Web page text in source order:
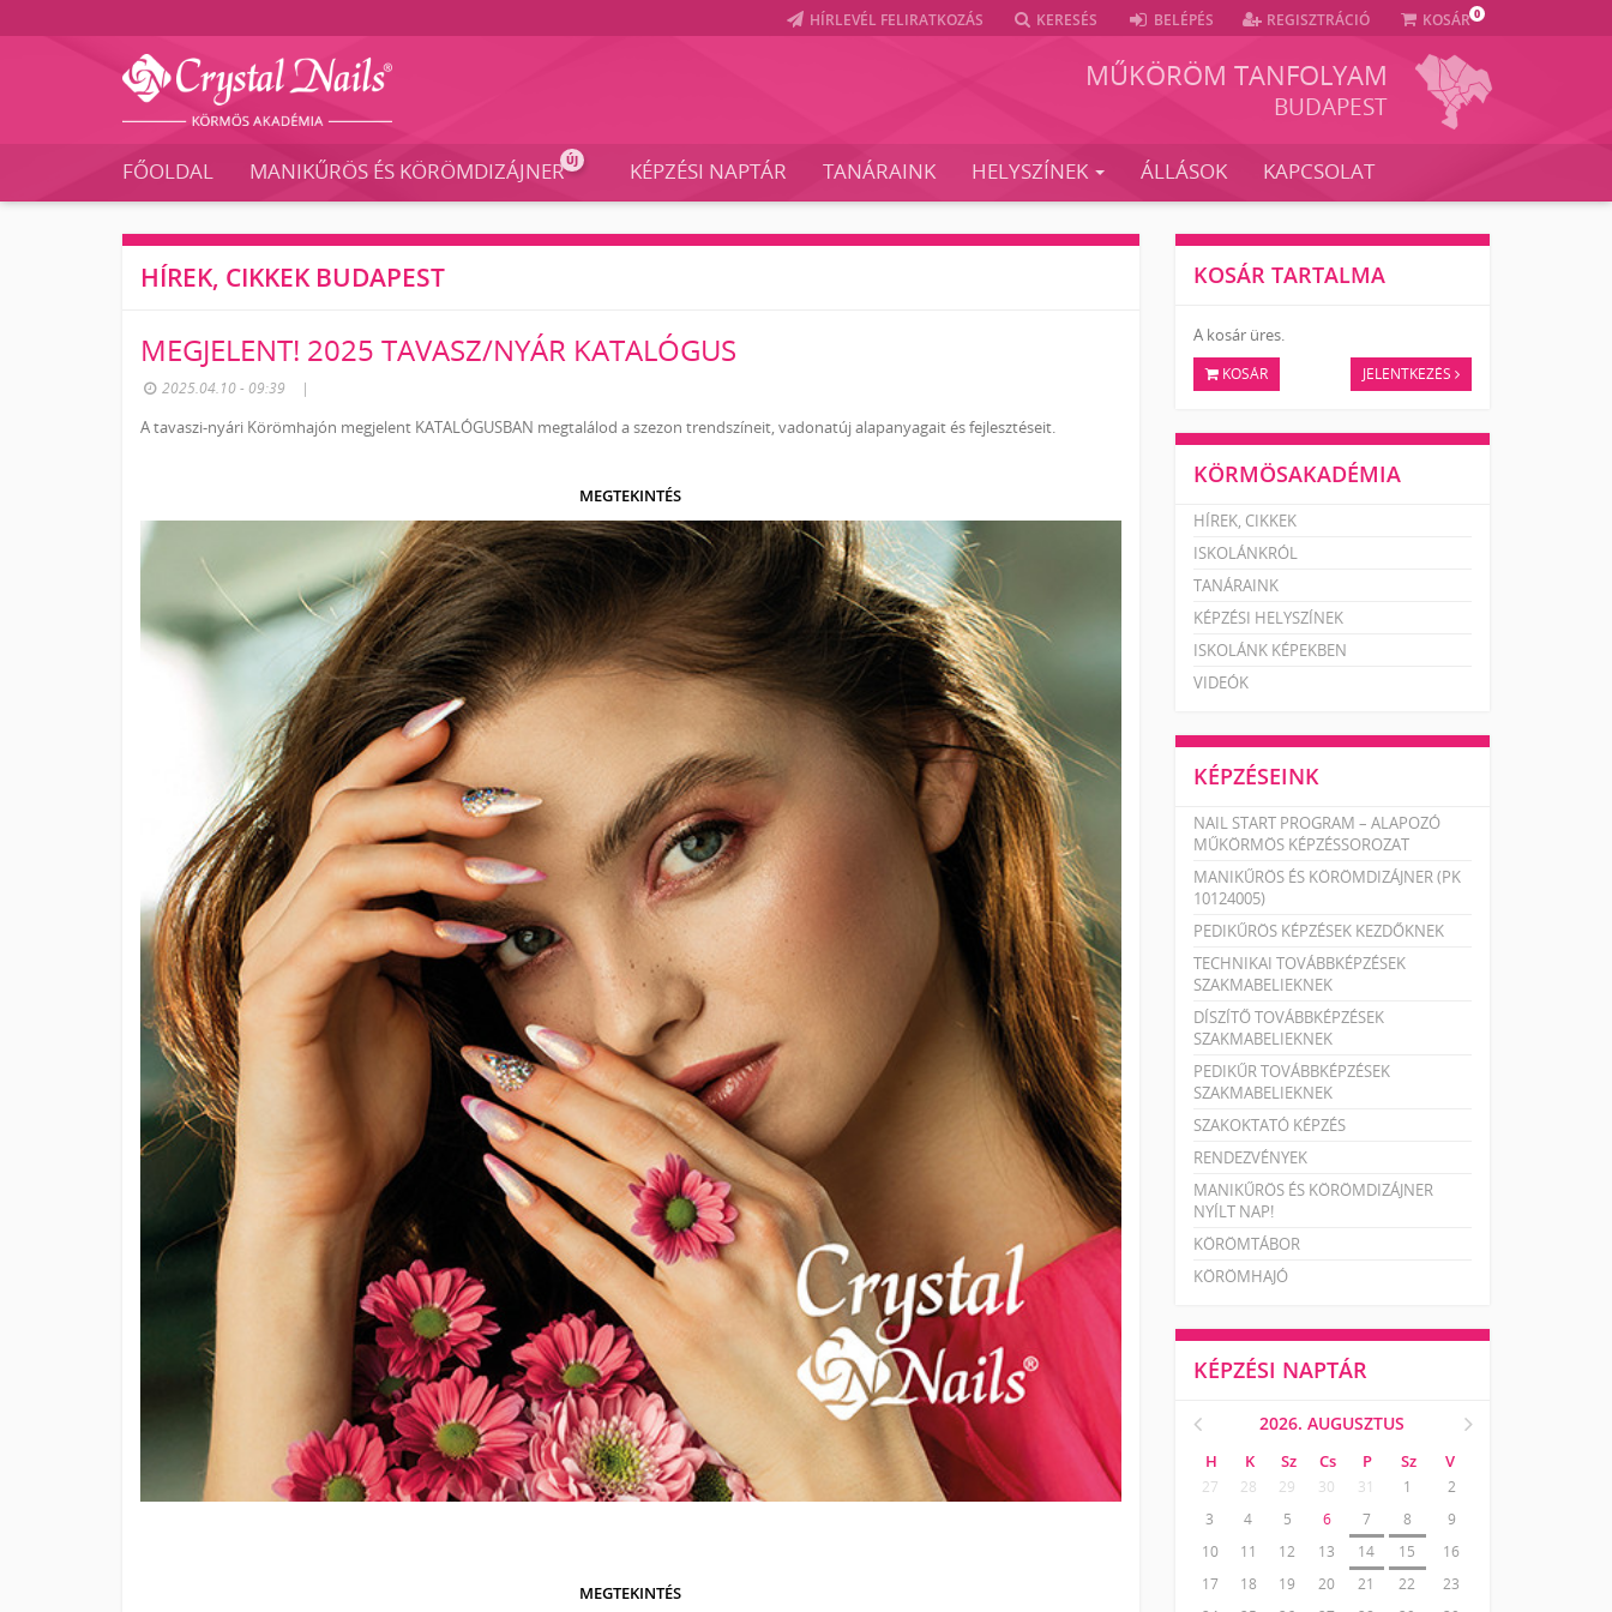
HÍRLEVÉL FELIRATKOZÁS KERESÉS BELÉPÉS REGISZTRÁCIÓ KOSÁR 0
Crystal
Nails
Körmös
Akadémia
és
Vizsgaközpont
MŰKÖRÖM TANFOLYAM
BUDAPEST
FŐOLDAL MANIKŰRÖS ÉS KÖRÖMDIZÁJNERÚJ KÉPZÉSI NAPTÁR TANÁRAINK HELYSZÍNEK ÁLLÁSOK KAPCSOLAT
HÍREK, CIKKEK BUDAPEST
MEGJELENT! 2025 TAVASZ/NYÁR KATALÓGUS
2025.04.10 - 09:39 |
A tavaszi-nyári Körömhajón megjelent KATALÓGUSBAN megtalálod a szezon trendszíneit, vadonatúj alapanyagait és fejlesztéseit.
MEGTEKINTÉS
MEGTEKINTÉS
KOSÁR TARTALMA
A kosár üres.
KOSÁR JELENTKEZÉS
KÖRMÖSAKADÉMIA
HÍREK, CIKKEK
ISKOLÁNKRÓL
TANÁRAINK
KÉPZÉSI HELYSZÍNEK
ISKOLÁNK KÉPEKBEN
VIDEÓK
KÉPZÉSEINK
NAIL START PROGRAM – ALAPOZÓ
MŰKÖRMÖS KÉPZÉSSOROZAT
MANIKŰRÖS ÉS KÖRÖMDIZÁJNER (PK
10124005)
PEDIKŰRÖS KÉPZÉSEK KEZDŐKNEK
TECHNIKAI TOVÁBBKÉPZÉSEK
SZAKMABELIEKNEK
DÍSZÍTŐ TOVÁBBKÉPZÉSEK
SZAKMABELIEKNEK
PEDIKŰR TOVÁBBKÉPZÉSEK
SZAKMABELIEKNEK
SZAKOKTATÓ KÉPZÉS
RENDEZVÉNYEK
MANIKŰRÖS ÉS KÖRÖMDIZÁJNER
NYÍLT NAP!
KÖRÖMTÁBOR
KÖRÖMHAJÓ
KÉPZÉSI NAPTÁR
2026. AUGUSZTUS
H K Sz Cs P Sz V
27 28 29 30 31 1
2
3
4 5 6 7 8
9
10
11 12 13 14 15
16
17
18 19 20 21 22
23